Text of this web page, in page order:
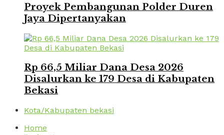
Proyek Pembangunan Polder Duren
Jaya Dipertanyakan
Rp 66,5 Miliar Dana Desa 2026
Disalurkan ke 179 Desa di Kabupaten
Bekasi
Kota/Kabupaten bekasi
Home